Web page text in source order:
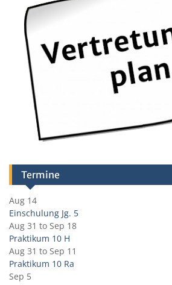
Termine
Aug 14
Einschulung Jg. 5
Aug 31 to Sep 18
Praktikum 10 H
Aug 31 to Sep 11
Praktikum 10 Ra
Sep 5